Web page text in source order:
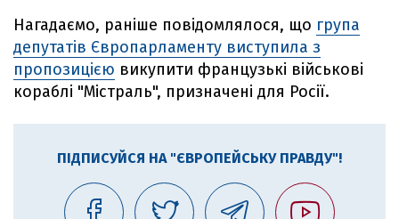
Нагадаємо, раніше повідомлялося, що група
депутатів Європарламенту виступила з
пропозицією викупити французькі військові
кораблі "Містраль", призначені для Росії.
ПІДПИСУЙСЯ НА "ЄВРОПЕЙСЬКУ ПРАВДУ"!